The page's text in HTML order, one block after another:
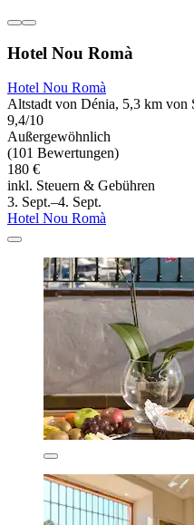
Hotel Nou Romà
Hotel Nou Romà
Altstadt von Dénia, 5,3 km von
9,4/10
Außergewöhnlich
(101 Bewertungen)
180 €
inkl. Steuern & Gebühren
3. Sept.–4. Sept.
Hotel Nou Romà